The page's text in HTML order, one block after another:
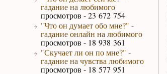
гадание на любимого
просмотров - 23 672 754
"Что он думает обо мне?" -
гадание онлайн на любимого
просмотров - 18 938 361
"Скучает ли он по мне?" -
гадание на чувства любимого
просмотров - 18 577 951